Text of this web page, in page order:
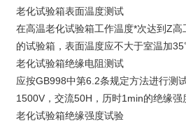
老化试验箱表面温度测试
在高温老化试验箱工作温度*次达到Z
的试验箱，表面温度应不大于室温加
老化试验箱绝缘电阻测试
应按GB998中第6.2条规定方法进行测
1500V，交流50H，历时1min的绝缘
老化试验箱绝缘强度试验